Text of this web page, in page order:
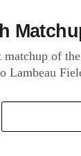
matchup of
Lambeau